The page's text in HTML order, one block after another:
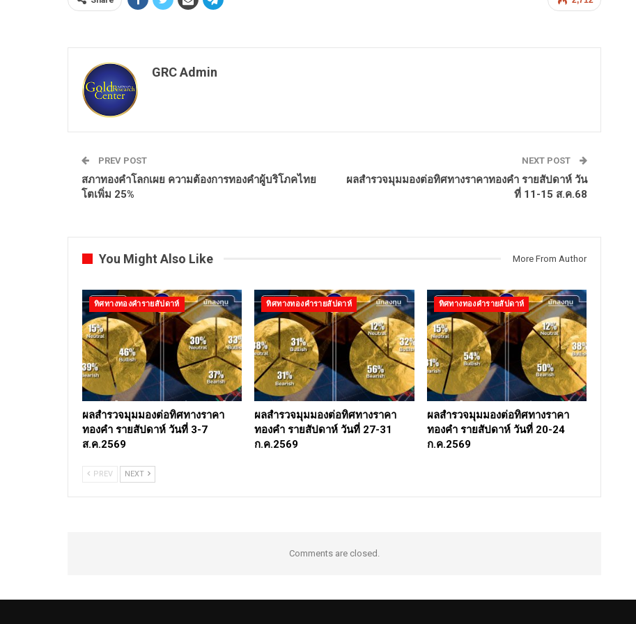
GRC Admin
PREV POST
สภาทองคำโลกเผย ความต้องการทองคำผู้บริโภคไทย
โตเพิ่ม 25%
NEXT POST
ผลสำรวจมุมมองต่อทิศทางราคาทองคำ รายสัปดาห์ วัน
ที่ 11-15 ส.ค.68
You Might Also Like More From Author
ทิศทางทองคำรายสัปดาห์
ผลสำรวจมุมมองต่อทิศทางราคา
ทองคำ รายสัปดาห์ วันที่ 3-7
ส.ค.2569
ทิศทางทองคำรายสัปดาห์
ผลสำรวจมุมมองต่อทิศทางราคา
ทองคำ รายสัปดาห์ วันที่ 27-31
ก.ค.2569
ทิศทางทองคำรายสัปดาห์
ผลสำรวจมุมมองต่อทิศทางราคา
ทองคำ รายสัปดาห์ วันที่ 20-24
ก.ค.2569
PREV NEXT
Comments are closed.